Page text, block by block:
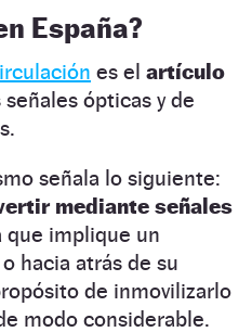
España?
es el artículo
ópticas y de
señala lo siguiente:
mediante señales
que implique un
hacia atrás de su
de inmovilizarlo
modo considerable.